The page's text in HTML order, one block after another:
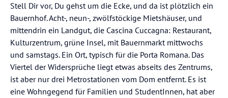
Stell Dir vor, Du gehst um die Ecke, und da ist plötzlich ein
Bauernhof. Acht-, neun-, zwölfstöckige Mietshäuser, und
mittendrin ein Landgut, die Cascina Cuccagna: Restaurant,
Kulturzentrum, grüne Insel, mit Bauernmarkt mittwochs
und samstags. Ein Ort, typisch für die Porta Romana. Das
Viertel der Widersprüche liegt etwas abseits des Zentrums,
ist aber nur drei Metrostationen vom Dom entfernt. Es ist
eine Wohngegend für Familien und StudentInnen, hat aber